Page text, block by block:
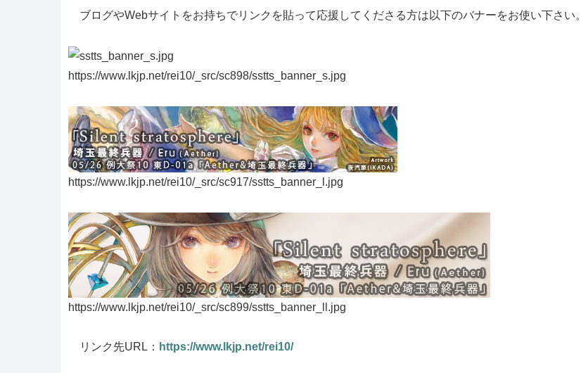
ブログやWebサイトをお持ちでリンクを貼って応援してくださる方は以下のバナーをお使い下さい。
https://www.lkjp.net/rei10/_src/sc898/sstts_banner_s.jpg
https://www.lkjp.net/rei10/_src/sc917/sstts_banner_l.jpg
https://www.lkjp.net/rei10/_src/sc899/sstts_banner_ll.jpg
リンク先URL： https://www.lkjp.net/rei10/